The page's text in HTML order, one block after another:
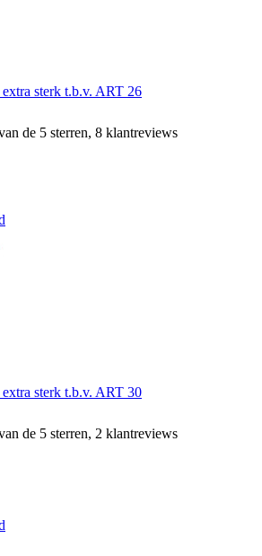
sterk t.b.v. ART 26
de 5 sterren, 8 klantreviews
sterk t.b.v. ART 30
de 5 sterren, 2 klantreviews